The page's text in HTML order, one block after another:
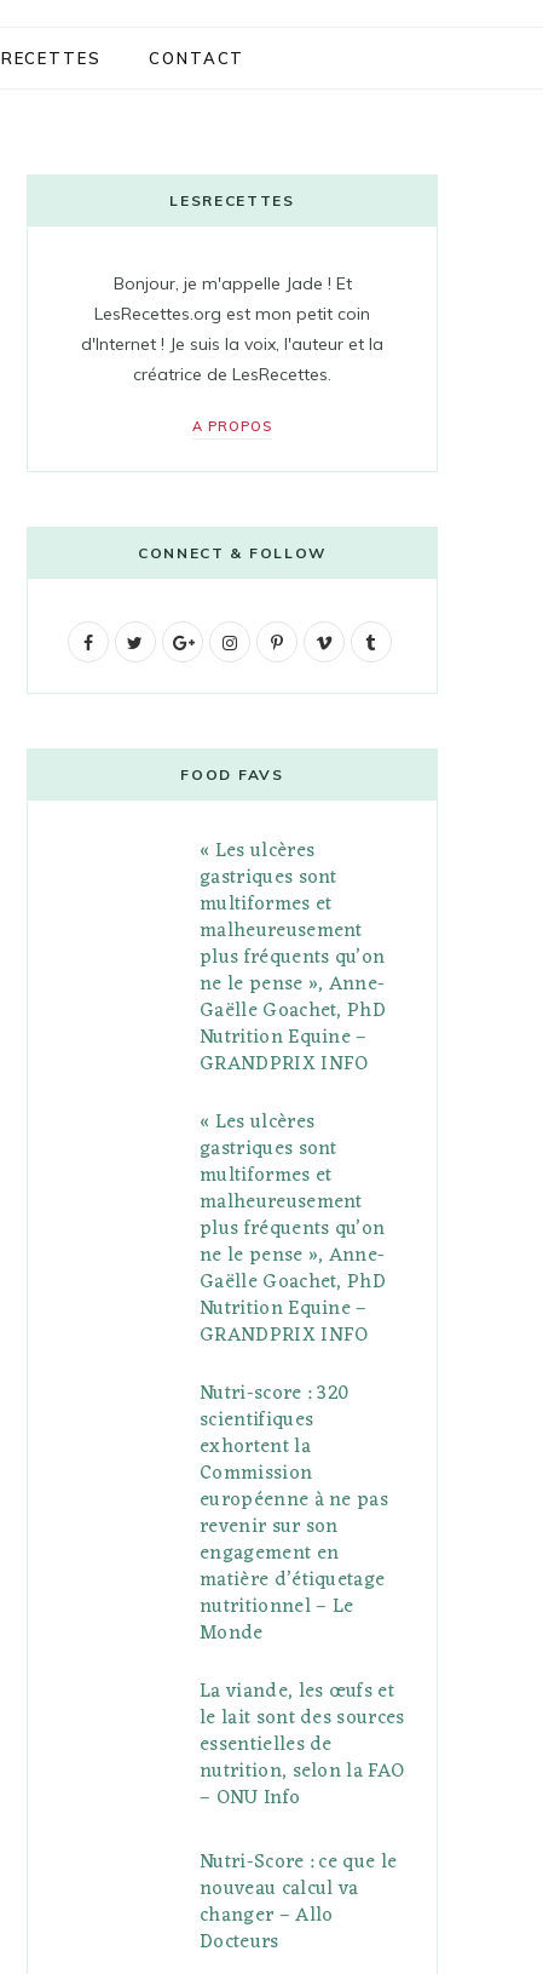
RECETTES CONTACT
LESRECETTES
Bonjour, je m'appelle Jade ! Et
LesRecettes.org est mon petit coin
d'Internet ! Je suis la voix, l'auteur et la
créatrice de LesRecettes.
A PROPOS
CONNECT & FOLLOW
F
b
t
G
g
l
e
P
u
s
I
t
a
g
r
a
P
e
r
e
s
V
o
l
FOOD FAVS
« Les ulcères
gastriques sont
multiformes et
malheureusement
plus fréquents qu’on
ne le pense », Anne-
Gaëlle Goachet, PhD
Nutrition Equine –
GRANDPRIX INFO
« Les ulcères
gastriques sont
multiformes et
malheureusement
plus fréquents qu’on
ne le pense », Anne-
Gaëlle Goachet, PhD
Nutrition Equine –
GRANDPRIX INFO
Nutri-score : 320
scientifiques
exhortent la
Commission
européenne à ne pas
revenir sur son
engagement en
matière d’étiquetage
nutritionnel – Le
Monde
La viande, les œufs et
le lait sont des sources
essentielles de
nutrition, selon la FAO
– ONU Info
Nutri-Score : ce que le
nouveau calcul va
changer – Allo
Docteurs